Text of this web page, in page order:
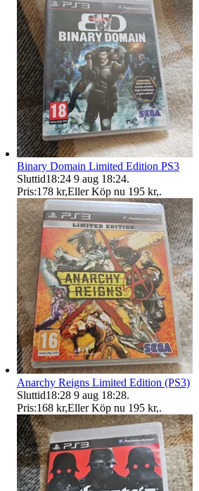
Binary Domain Limited Edition PS3
Sluttid18:24 9 aug 18:24.
Pris:178 kr,Eller Köp nu 195 kr,.
Anarchy Reigns Limited Edition (PS3)
Sluttid18:28 9 aug 18:28.
Pris:168 kr,Eller Köp nu 195 kr,.